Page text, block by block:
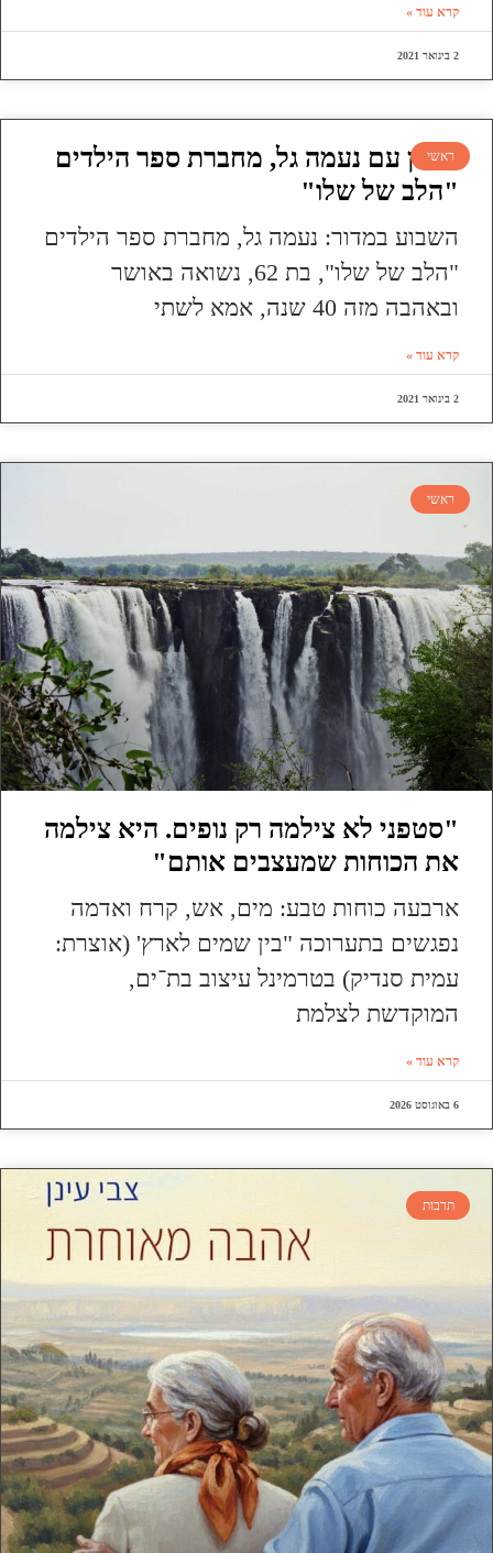
קרא עוד »
2 בינואר 2021
ראשי
ראיון עם נעמה גל, מחברת ספר הילדים
"הלב של שלו"
השבוע במדור: נעמה גל, מחברת ספר הילדים
"הלב של שלו", בת 62, נשואה באושר
ובאהבה מזה 40 שנה, אמא לשתי
קרא עוד »
2 בינואר 2021
ראשי
"סטפני לא צילמה רק נופים. היא צילמה
את הכוחות שמעצבים אותם"
ארבעה כוחות טבע: מים, אש, קרח ואדמה
נפגשים בתערוכה "בין שמים לארץ' (אוצרת:
עמית סנדיק) בטרמינל עיצוב בת־ים,
המוקדשת לצלמת
קרא עוד »
6 באוגוסט 2026
תרבות